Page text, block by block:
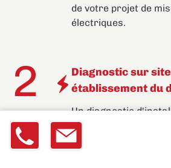
06 64 0* ** **
de votre projet de
électriques.
2
Diagnostic sur
établissement du
Un diagnostic
rigoureux est réalisé,
clair, détaillé et sans